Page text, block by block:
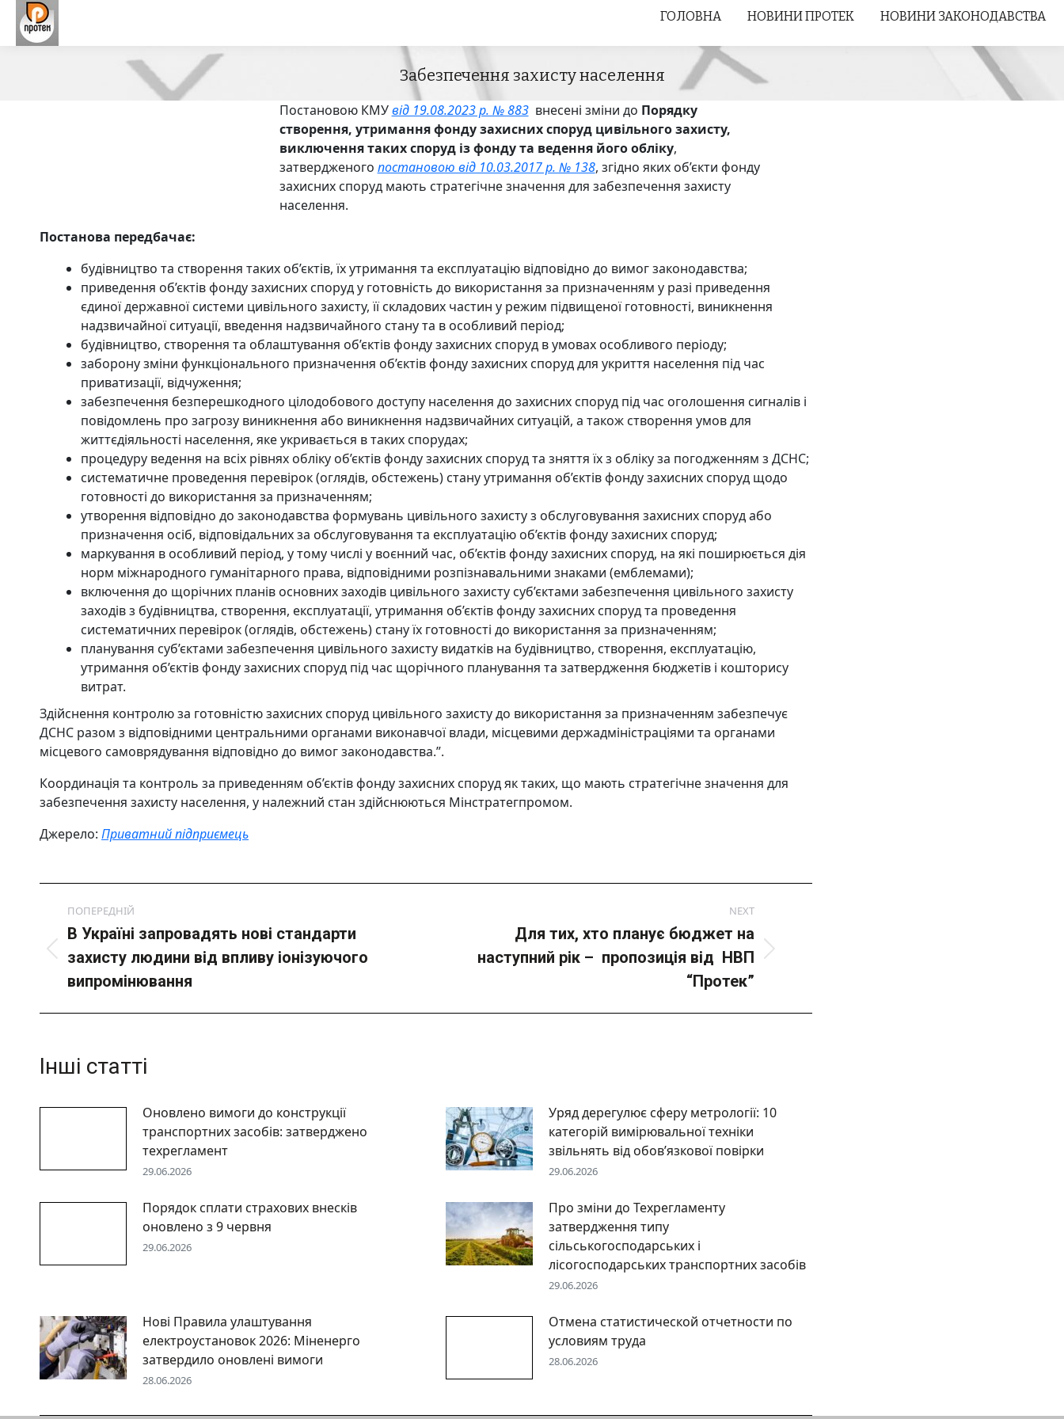
ГОЛОВНА НОВИНИ ПРОТЕК НОВИНИ ЗАКОНОДАВСТВА
Забезпечення захисту населення
Постановою КМУвід 19.08.2023 р. № 883внесені зміни до Порядку
створення, утримання фонду захисних споруд цивільного захисту,
виключення таких споруд із фонду та ведення його обліку,
затвердженого постановою від 10.03.2017 р. № 138, згідно яких об’єкти фонду
захисних споруд мають стратегічне значення для забезпечення захисту
населення.
Постанова передбачає:
будівництво та створення таких об’єктів, їх утримання та експлуатацію відповідно до вимог законодавства;
приведення об’єктів фонду захисних споруд у готовність до використання за призначенням у разі приведення
єдиної державної системи цивільного захисту, її складових частин у режим підвищеної готовності, виникнення
надзвичайної ситуації, введення надзвичайного стану та в особливий період;
будівництво, створення та облаштування об’єктів фонду захисних споруд в умовах особливого періоду;
заборону зміни функціонального призначення об’єктів фонду захисних споруд для укриття населення під час
приватизації, відчуження;
забезпечення безперешкодного цілодобового доступу населення до захисних споруд під час оголошення сигналів і
повідомлень про загрозу виникнення або виникнення надзвичайних ситуацій, а також створення умов для
життєдіяльності населення, яке укривається в таких спорудах;
процедуру ведення на всіх рівнях обліку об’єктів фонду захисних споруд та зняття їх з обліку за погодженням з ДСНС;
систематичне проведення перевірок (оглядів, обстежень) стану утримання об’єктів фонду захисних споруд щодо
готовності до використання за призначенням;
утворення відповідно до законодавства формувань цивільного захисту з обслуговування захисних споруд або
призначення осіб, відповідальних за обслуговування та експлуатацію об’єктів фонду захисних споруд;
маркування в особливий період, у тому числі у воєнний час, об’єктів фонду захисних споруд, на які поширюється дія
норм міжнародного гуманітарного права, відповідними розпізнавальними знаками (емблемами);
включення до щорічних планів основних заходів цивільного захисту суб’єктами забезпечення цивільного захисту
заходів з будівництва, створення, експлуатації, утримання об’єктів фонду захисних споруд та проведення
систематичних перевірок (оглядів, обстежень) стану їх готовності до використання за призначенням;
планування суб’єктами забезпечення цивільного захисту видатків на будівництво, створення, експлуатацію,
утримання об’єктів фонду захисних споруд під час щорічного планування та затвердження бюджетів і кошторису
витрат.
Здійснення контролю за готовністю захисних споруд цивільного захисту до використання за призначенням забезпечує
ДСНС разом з відповідними центральними органами виконавчої влади, місцевими держадміністраціями та органами
місцевого самоврядування відповідно до вимог законодавства.”.
Координація та контроль за приведенням об’єктів фонду захисних споруд як таких, що мають стратегічне значення для
забезпечення захисту населення, у належний стан здійснюються Мінстратегпромом.
Джерело: Приватний підприємець
navigation
ПОПЕРЕДНІЙ
Попередній
пост:
В Україні запровадять нові стандарти
захисту людини від впливу іонізуючого
випромінювання
NEXT
Для тих, хто планує бюджет на
наступний рік – пропозиція від НВП
“Протек”
Інші статті
Оновлено вимоги до конструкції
транспортних засобів: затверджено
техрегламент
29.06.2026
Уряд дерегулює сферу метрології: 10
категорій вимірювальної техніки
звільнять від обов’язкової повірки
29.06.2026
Порядок сплати страхових внесків
оновлено з 9 червня
29.06.2026
Про зміни до Техрегламенту
затвердження типу
сільськогосподарських і
лісогосподарських транспортних засобів
29.06.2026
Нові Правила улаштування
електроустановок 2026: Міненерго
затвердило оновлені вимоги
28.06.2026
Отмена статистической отчетности по
условиям труда
28.06.2026
ГОЛОВНА НОВИНИ ПРОТЕК НОВИНИ ЗАКОНОДАВСТВА